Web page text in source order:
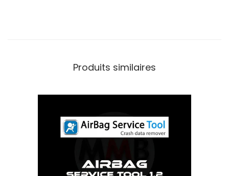
Produits similaires